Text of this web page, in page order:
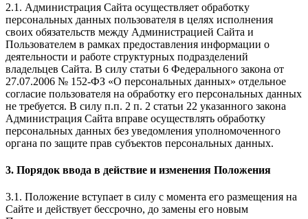
2.1. Администрация Сайта осуществляет обработку
персональных данных пользователя в целях исполнения
своих обязательств между Администрацией Сайта и
Пользователем в рамках предоставления информации о
деятельности и работе структурных подразделений
владельцев Сайта. В силу статьи 6 Федерального закона от
27.07.2006 № 152-ФЗ «О персональных данных» отдельное
согласие пользователя на обработку его персональных данных
не требуется. В силу п.п. 2 п. 2 статьи 22 указанного закона
Администрация Сайта вправе осуществлять обработку
персональных данных без уведомления уполномоченного
органа по защите прав субъектов персональных данных.
3. Порядок ввода в действие и изменения Положения
3.1. Положение вступает в силу с момента его размещения на
Сайте и действует бессрочно, до замены его новым